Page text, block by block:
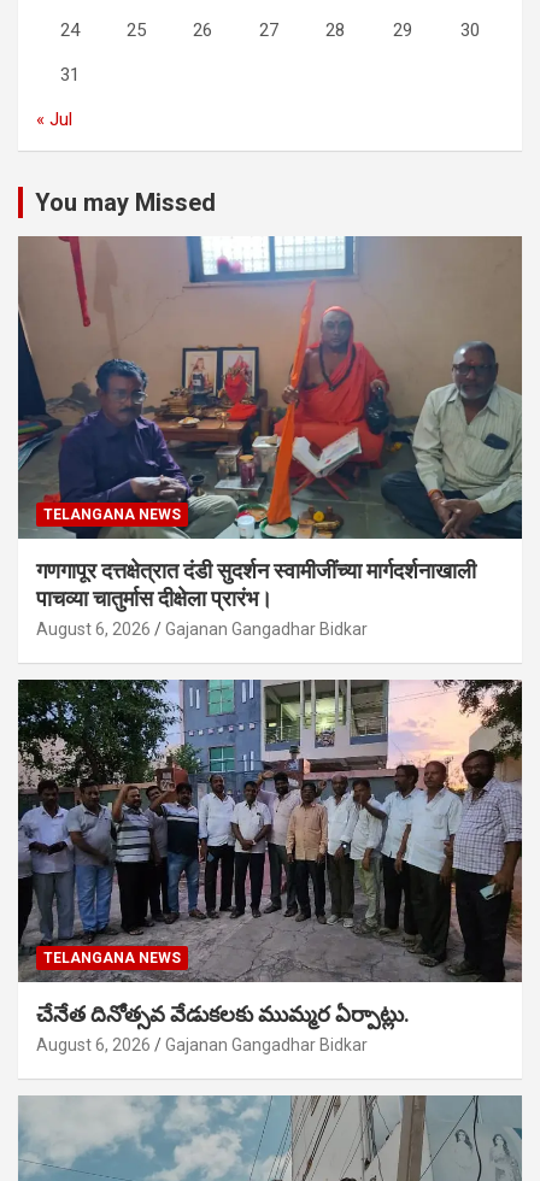
24 25 26 27 28 29 30
31
« Jul
You may Missed
TELANGANA NEWS
गणगापूर दत्तक्षेत्रात दंडी सुदर्शन स्वामीजींच्या मार्गदर्शनाखाली
पाचव्या चातुर्मास दीक्षेला प्रारंभ।
August 6, 2026 Gajanan Gangadhar Bidkar
TELANGANA NEWS
చేనేత దినోత్సవ వేడుకలకు ముమ్మర ఏర్పాట్లు.
August 6, 2026 Gajanan Gangadhar Bidkar